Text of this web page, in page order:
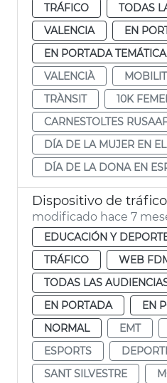
TRÁFICO
TODAS
VALENCIA
EN
EN PORTADA TEMÁTICA
VALENCIÀ
TRÀNSIT
10K
CARNESTOLTES
DÍA DE LA MUJER EN
DÍA DE LA DONA EN
modificado hace 7
EDUCACIÓN Y
TRÁFICO
WEB
TODAS LAS
EN PORTADA
EN
NORMAL
EMT
ESPORTS
SANT SILVESTRE